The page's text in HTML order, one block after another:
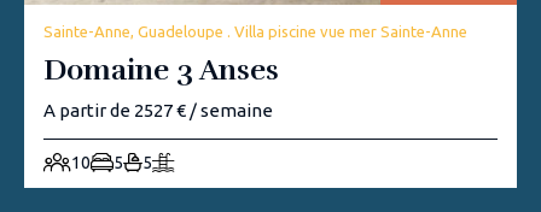
Sainte-Anne, Guadeloupe . Villa piscine vue mer Sainte-Anne
Domaine 3 Anses
A partir de 2527 € / semaine
10 5 5